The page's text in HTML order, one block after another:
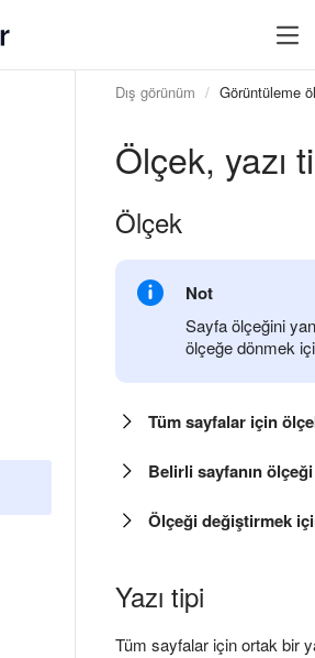
Dış görünüm Görüntüleme
Ölçek, yazı
Ölçek
Not
Sayfa ölçeğini
ölçeğe dönmek
Tüm sayfalar için
Belirli sayfanın ölçeği
Ölçeği değiştirmek
Yazı tipi
Tüm sayfalar için ortak bir